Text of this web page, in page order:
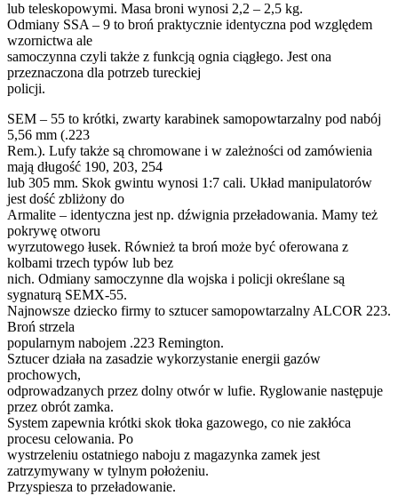
lub teleskopowymi. Masa broni wynosi 2,2 – 2,5 kg.
Odmiany SSA – 9 to broń praktycznie identyczna pod względem
wzornictwa ale
samoczynna czyli także z funkcją ognia ciągłego. Jest ona
przeznaczona dla potrzeb tureckiej
policji.
SEM – 55 to krótki, zwarty karabinek samopowtarzalny pod nabój
5,56 mm (.223
Rem.). Lufy także są chromowane i w zależności od zamówienia
mają długość 190, 203, 254
lub 305 mm. Skok gwintu wynosi 1:7 cali. Układ manipulatorów
jest dość zbliżony do
Armalite – identyczna jest np. dźwignia przeładowania. Mamy też
pokrywę otworu
wyrzutowego łusek. Również ta broń może być oferowana z
kolbami trzech typów lub bez
nich. Odmiany samoczynne dla wojska i policji określane są
sygnaturą SEMX-55.
Najnowsze dziecko firmy to sztucer samopowtarzalny ALCOR 223.
Broń strzela
popularnym nabojem .223 Remington.
Sztucer działa na zasadzie wykorzystanie energii gazów
prochowych,
odprowadzanych przez dolny otwór w lufie. Ryglowanie następuje
przez obrót zamka.
System zapewnia krótki skok tłoka gazowego, co nie zakłóca
procesu celowania. Po
wystrzeleniu ostatniego naboju z magazynka zamek jest
zatrzymywany w tylnym położeniu.
Przyspiesza to przeładowanie.